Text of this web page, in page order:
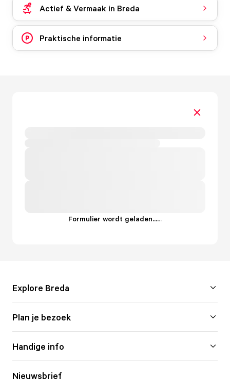
Actief & Vermaak in Breda
Praktische informatie
Formulier wordt geladen......
Explore Breda
Plan je bezoek
Handige info
Nieuwsbrief